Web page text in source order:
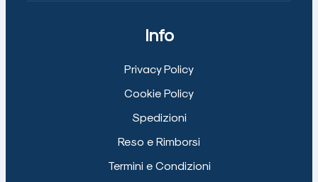
Info
Privacy Policy
Cookie Policy
Spedizioni
Reso e Rimborsi
Termini e Condizioni